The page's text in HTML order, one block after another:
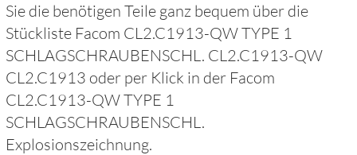
Sie die benötigen Teile ganz bequem über die
Stückliste Facom CL2.C1913-QW TYPE 1
SCHLAGSCHRAUBENSCHL. CL2.C1913-QW
CL2.C1913 oder per Klick in der Facom
CL2.C1913-QW TYPE 1
SCHLAGSCHRAUBENSCHL.
Explosionszeichnung.